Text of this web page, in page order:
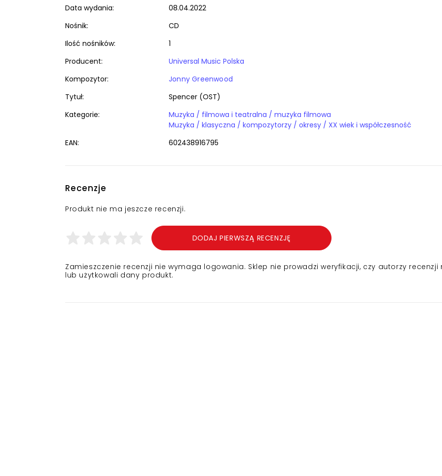
Data wydania:
08.04.2022
Nośnik:
CD
Ilość nośników:
1
Producent:
Universal Music Polska
Kompozytor:
Jonny Greenwood
Tytuł:
Spencer (OST)
Kategorie:
Muzyka / filmowa i teatralna / muzyka filmowa
Muzyka / klasyczna / kompozytorzy / okresy / XX wiek i współczesność
EAN:
602438916795
Recenzje
Produkt nie ma jeszcze recenzji.
DODAJ PIERWSZĄ RECENZJĘ
Zamieszczenie recenzji nie wymaga logowania. Sklep nie prowadzi weryfikacji, czy autorzy recenzji
lub użytkowali dany produkt.